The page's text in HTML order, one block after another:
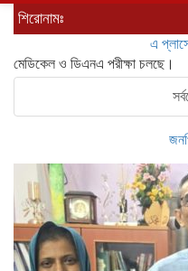
শিরোনামঃ
এ প্লাসে উজ্জ্বল
মেডিকেল ও ডিএনএ পরীক্ষা চলছে।